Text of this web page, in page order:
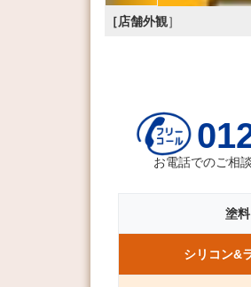
［店舗外観］
お電話でのご相
塗料
シリコン&